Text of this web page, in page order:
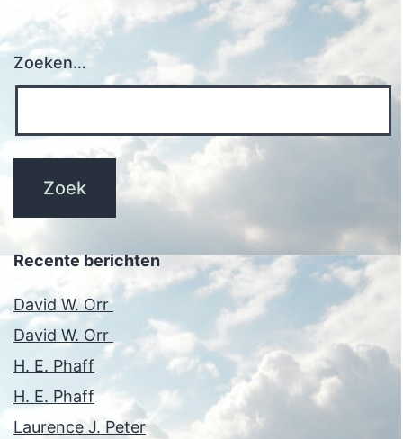
Zoeken…
Recente berichten
David W. Orr
David W. Orr
H. E. Phaff
H. E. Phaff
Laurence J. Peter